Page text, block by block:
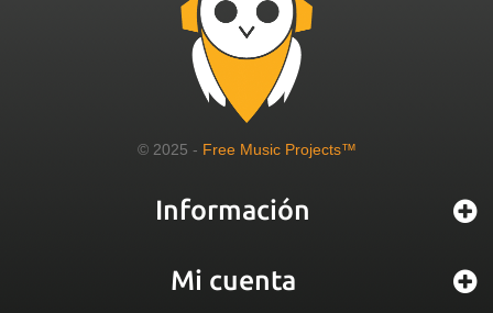
© 2025 - Free Music Projects™
Información
Mi cuenta